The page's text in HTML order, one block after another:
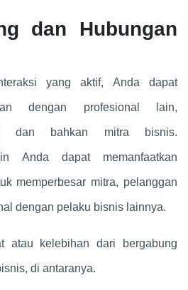
dan Hubungan
yang aktif, Anda dapat
dengan profesional lain,
dan bahkan mitra bisnis.
Anda dapat memanfaatkan
memperbesar mitra, pelanggan
dengan pelaku bisnis lainnya.
atau kelebihan dari bergabung
di antaranya.